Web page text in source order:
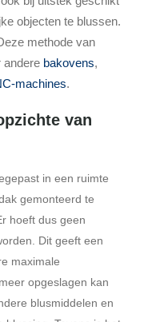
objecten te blussen.
methode van
andere bakovens,
machines.
van
in een ruimte
gemonteerd te
hoeft dus geen
Dit geeft een
maximale
opgeslagen kan
blusmiddelen en